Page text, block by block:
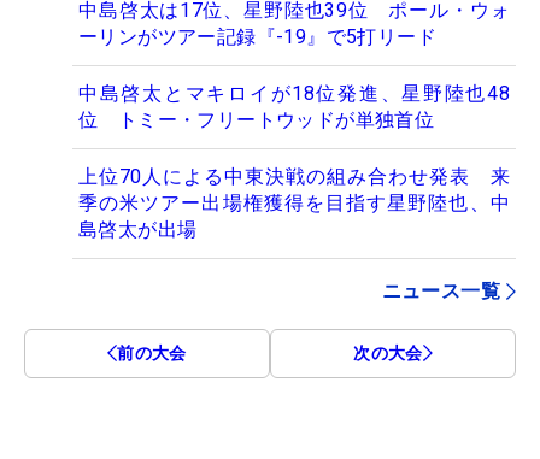
中島啓太は17位、星野陸也39位 ポール・ウォ
ーリンがツアー記録『-19』で5打リード
中島啓太とマキロイが18位発進、星野陸也48
位 トミー・フリートウッドが単独首位
上位70人による中東決戦の組み合わせ発表 来
季の米ツアー出場権獲得を目指す星野陸也、中
島啓太が出場
ニュース一覧
前の大会 次の大会